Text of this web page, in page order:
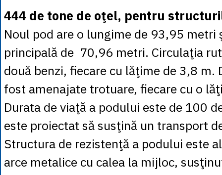
444 de tone de oţel, pentru
Noul pod are o lungime de 93,95 metri
principală de 70,96 metri. Circulaţia
două benzi, fiecare cu lăţime de 3,8 m.
fost amenajate trotuare, fiecare cu o
Durata de viaţă a podului este de 100
este proiectat să susţină un transport
Structura de rezistenţă a podului este
arce metalice cu calea la mijloc,